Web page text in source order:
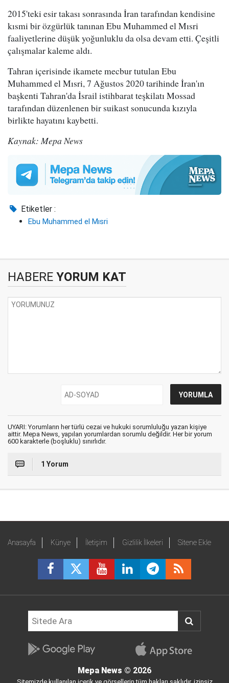
2015'teki esir takası sonrasında İran tarafından kendisine
kısmi bir özgürlük tanınan Ebu Muhammed el Mısri
faaliyetlerine düşük yoğunluklu da olsa devam etti. Çeşitli
çalışmalar kaleme aldı.
Tahran içerisinde ikamete mecbur tutulan Ebu
Muhammed el Mısri, 7 Ağustos 2020 tarihinde İran'ın
başkenti Tahran'da İsrail istihbarat teşkilatı Mossad
tarafından düzenlenen bir suikast sonucunda kızıyla
birlikte hayatını kaybetti.
Kaynak: Mepa News
Etiketler :
Ebu Muhammed el Mısri
HABERE YORUM KAT
UYARI: Yorumların her türlü cezai ve hukuki sorumluluğu yazan kişiye
aittir. Mepa News, yapılan yorumlardan sorumlu değildir. Her bir yorum
600 karakterle (boşluklu) sınırlıdır.
1 Yorum
Anasayfa Künye İletişim Gizlilik İlkeleri Sitene Ekle
Mepa News © 2026